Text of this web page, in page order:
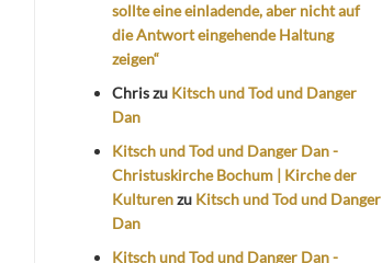
sollte eine einladende, aber nicht auf
die Antwort eingehende Haltung
zeigen“
Chriszu Kitsch und Tod und Danger
Dan
Kitsch und Tod und Danger Dan -
Christuskirche Bochum | Kirche der
Kulturenzu Kitsch und Tod und Danger
Dan
Kitsch und Tod und Danger Dan -